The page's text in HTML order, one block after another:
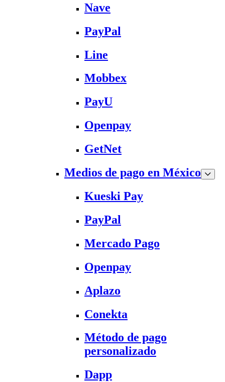
Nave
PayPal
Line
Mobbex
PayU
Openpay
GetNet
Medios de pago en México
Kueski Pay
PayPal
Mercado Pago
Openpay
Aplazo
Conekta
Método de pago
personalizado
Dapp